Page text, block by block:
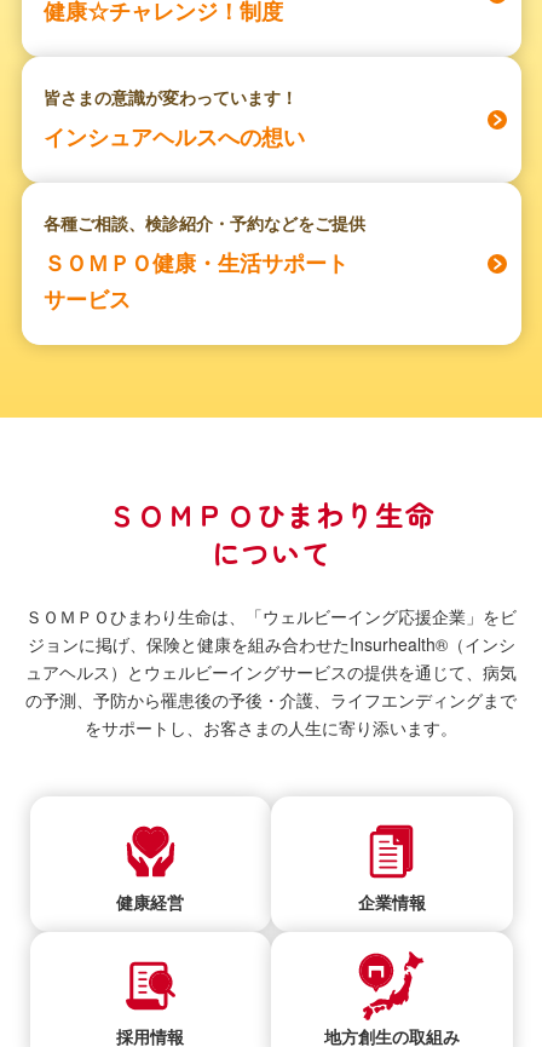
健康☆チャレンジ！制度
皆さまの意識が変わっています！
インシュアヘルスへの想い
各種ご相談、検診紹介・予約などをご提供
ＳＯＭＰＯ健康・生活サポート
サービス
ＳＯＭＰＯひまわり生命
について
ＳＯＭＰＯひまわり生命は、「ウェルビーイング応援企業」をビ
ジョンに掲げ、保険と健康を組み合わせたInsurhealth®（インシ
ュアヘルス）とウェルビーイングサービスの提供を通じて、病気
の予測、予防から罹患後の予後・介護、ライフエンディングまで
をサポートし、お客さまの人生に寄り添います。
健康経営 企業情報
採用情報 地方創生の取組み